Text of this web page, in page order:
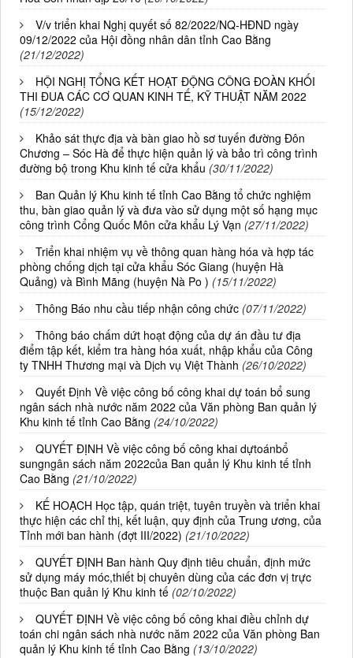
V/v triển khai Nghị quyết số 82/2022/NQ-HĐND ngày
09/12/2022 của Hội đồng nhân dân tỉnh Cao Bằng
(21/12/2022)
HỘI NGHỊ TỔNG KẾT HOẠT ĐỘNG CÔNG ĐOÀN KHỐI
THI ĐUA CÁC CƠ QUAN KINH TẾ, KỸ THUẬT NĂM 2022
(15/12/2022)
Khảo sát thực địa và bàn giao hồ sơ tuyến đường Đôn
Chương – Sóc Hà để thực hiện quản lý và bảo trì công trình
đường bộ trong Khu kinh tế cửa khẩu (30/11/2022)
Ban Quản lý Khu kinh tế tỉnh Cao Bằng tổ chức nghiệm
thu, bàn giao quản lý và đưa vào sử dụng một số hạng mục
công trình Cổng Quốc Môn cửa khẩu Lý Vạn (27/11/2022)
Triển khai nhiệm vụ về thông quan hàng hóa và hợp tác
phòng chống dịch tại cửa khẩu Sóc Giang (huyện Hà
Quảng) và Bình Mãng (huyện Nà Po ) (15/11/2022)
Thông Báo nhu cầu tiếp nhận công chức (07/11/2022)
Thông báo chấm dứt hoạt động của dự án đầu tư địa
điểm tập kết, kiểm tra hàng hóa xuất, nhập khẩu của Công
ty TNHH Thương mại và Dịch vụ Việt Thành (26/10/2022)
Quyết Định Về việc công bố công khai dự toán bổ sung
ngân sách nhà nước năm 2022 của Văn phòng Ban quản lý
Khu kinh tế tỉnh Cao Bằng (24/10/2022)
QUYẾT ĐỊNH Về việc công bố công khai dựtoánbổ
sungngân sách năm 2022của Ban quản lý Khu kinh tế tỉnh
Cao Bằng (21/10/2022)
KẾ HOẠCH Học tập, quán triệt, tuyên truyền và triển khai
thực hiện các chỉ thị, kết luận, quy định của Trung ương, của
Tỉnh mới ban hành (đợt III/2022) (21/10/2022)
QUYẾT ĐỊNH Ban hành Quy định tiêu chuẩn, định mức
sử dụng máy móc,thiết bị chuyên dùng của các đơn vị trực
thuộc Ban quản lý Khu kinh tế (02/10/2022)
QUYẾT ĐỊNH Về việc công bố công khai điều chỉnh dự
toán chi ngân sách nhà nước năm 2022 của Văn phòng Ban
quản lý Khu kinh tế tỉnh Cao Bằng (13/10/2022)